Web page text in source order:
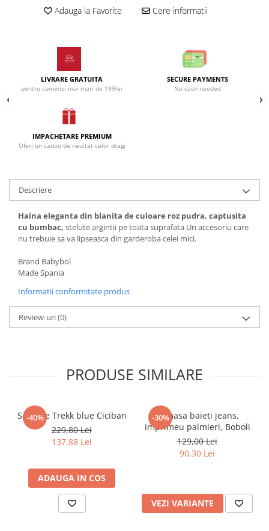
Pantaloni scurti/sorturi
Set 2/3 piese maneca lunga
Set 2/3 piese maneca scurta
Trening / Pantaloni sport
Blugi/Pantaloni lungi
Colanti/Pantaloni sport
Geci primavara
Hanorace/Jachete jersey
Incaltaminte
Palarii/Sepci vara
Pantaloni scurti/fuste/salopete
Paturici/Prosoape baie
Pijamale
Pulovere/Bolero tricot
Rochite maneca lunga
Rochite maneca scurta
Tricouri maneca lunga
Tricouri/bluze maneca scurta
Blugi/Pantaloni lungi
Colanti/Pantaloni sport
Dresuri/Sosete
Fuste
Haina blana/Paltoane
Hanorace/Jachete jersey
Incaltaminte
Pulovere/Bolero tricot
Rochite maneca lunga
Set 2/3 piese maneca lunga
Trening/Pantaloni sport
Tricouri maneca lunga
Adauga la Favorite Cere informatii
LIVRARE GRATUITA
pentru comenzi mai mari de 199lei
SECURE PAYMENTS
No cash needed
IMPACHETARE PREMIUM
Oferi un cadou de neuitat celor dragi
Descriere
Haina eleganta din blanita de culoare roz pudra, captusita
cu bumbac, stelute argintii pe toata suprafata Un accesoriu care
nu trebuie sa va lipseasca din garderoba celei mici.
Brand Babybol
Made Spania
Informatii conformitate produs
Review-uri(0)
PRODUSE SIMILARE
-40%
Sandale Trekk blue Ciciban
229,80 Lei
137,88 Lei
ADAUGA IN COS
-30%
Camasa baieti jeans,
imprimeu palmieri, Boboli
129,00 Lei
90,30 Lei
VEZI VARIANTE